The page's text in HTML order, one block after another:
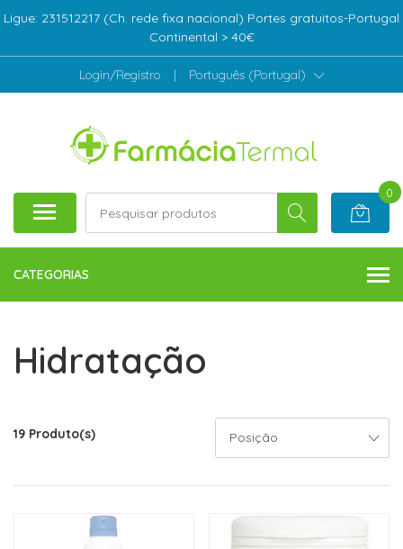
Ligue: 231512217 (Ch. rede fixa nacional) Portes gratuitos-Portugal
Continental > 40€
Login/Registro | Português (Portugal)
0
CATEGORIAS
Hidratação
19 Produto(s)